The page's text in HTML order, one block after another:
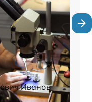
Иванов